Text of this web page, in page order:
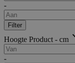
-
Filter
Hoogte Product - cm
-